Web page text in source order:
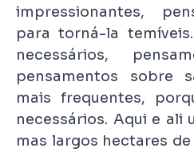
impressionantes,
para torná-la
necessários,
pensamentos sobre
mais frequentes,
necessários. Aqui e ali
mas largos hectares